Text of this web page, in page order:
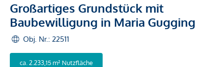
Großartiges Grundstück mit
Baubewilligung in Maria Gugging
Obj. Nr.: 22511
ca. 2.233,15 m² Nutzfläche